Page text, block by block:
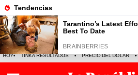
HOY TINKA RESULTADOS PRECIO DEL DÓLAR